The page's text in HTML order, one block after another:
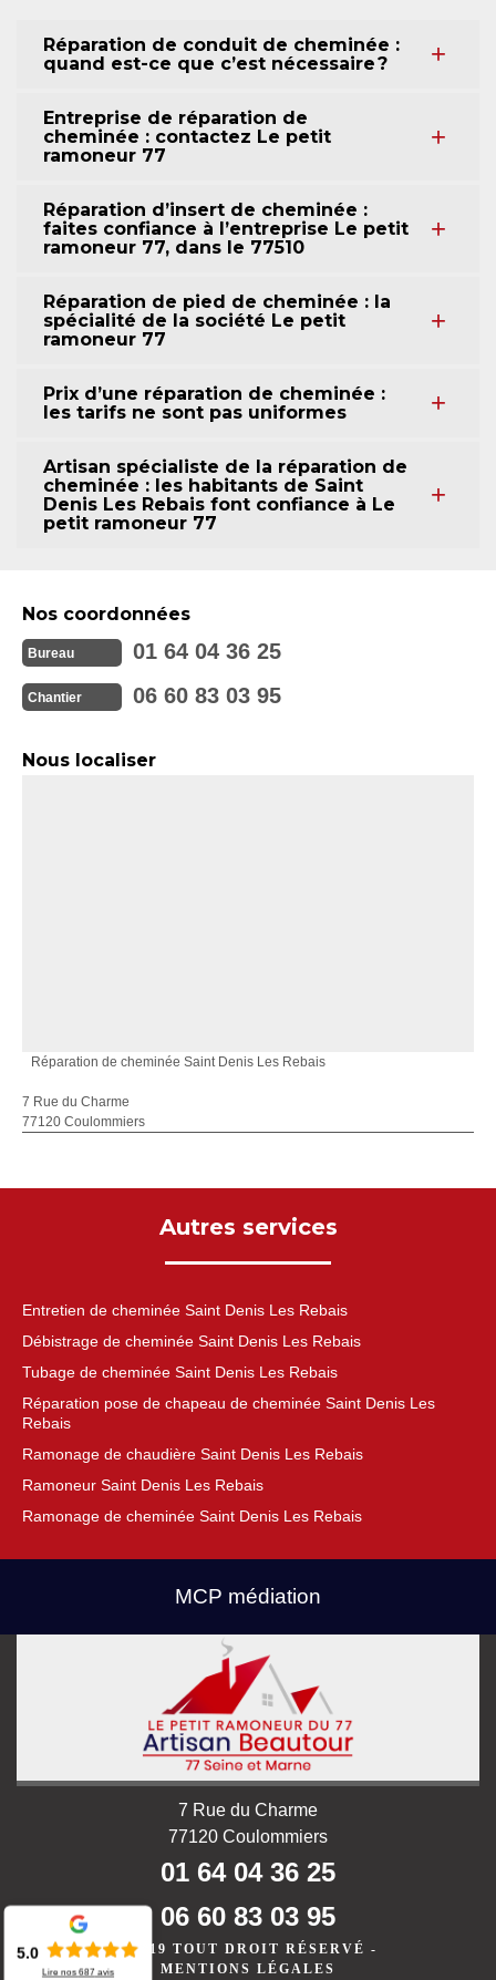
Réparation de conduit de cheminée :
quand est-ce que c’est nécessaire ?
Entreprise de réparation de
cheminée : contactez Le petit
ramoneur 77
Réparation d’insert de cheminée :
faites confiance à l’entreprise Le petit
ramoneur 77, dans le 77510
Réparation de pied de cheminée : la
spécialité de la société Le petit
ramoneur 77
Prix d’une réparation de cheminée :
les tarifs ne sont pas uniformes
Artisan spécialiste de la réparation de
cheminée : les habitants de Saint
Denis Les Rebais font confiance à Le
petit ramoneur 77
Nos coordonnées
Bureau 01 64 04 36 25
Chantier 06 60 83 03 95
Nous localiser
Réparation de cheminée Saint Denis Les Rebais
7 Rue du Charme
77120 Coulommiers
Autres services
Entretien de cheminée Saint Denis Les Rebais
Débistrage de cheminée Saint Denis Les Rebais
Tubage de cheminée Saint Denis Les Rebais
Réparation pose de chapeau de cheminée Saint Denis Les
Rebais
Ramonage de chaudière Saint Denis Les Rebais
Ramoneur Saint Denis Les Rebais
Ramonage de cheminée Saint Denis Les Rebais
MCP médiation
7 Rue du Charme
77120 Coulommiers
01 64 04 36 25
06 60 83 03 95
©2019 TOUT DROIT RÉSERVÉ -
MENTIONS LÉGALES
5.0
Lire nos687 avis